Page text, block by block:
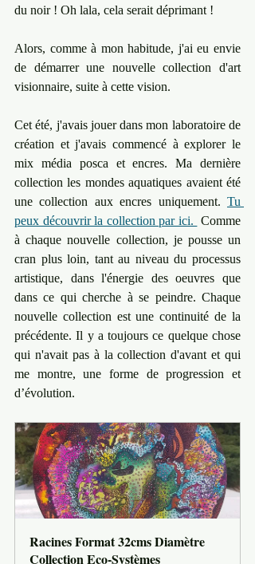
du noir ! Oh lala, cela serait déprimant !
Alors, comme à mon habitude, j'ai eu envie
de démarrer une nouvelle collection d'art
visionnaire, suite à cette vision.
Cet été, j'avais jouer dans mon laboratoire de
création et j'avais commencé à explorer le
mix média posca et encres. Ma dernière
collection les mondes aquatiques avaient été
une collection aux encres uniquement. Tu
peux découvrir la collection par ici. Comme
à chaque nouvelle collection, je pousse un
cran plus loin, tant au niveau du processus
artistique, dans l'énergie des oeuvres que
dans ce qui cherche à se peindre. Chaque
nouvelle collection est une continuité de la
précédente. Il y a toujours ce quelque chose
qui n'avait pas à la collection d'avant et qui
me montre, une forme de progression et
d’évolution.
Racines Format 32cms Diamètre
Collection Eco-Systèmes